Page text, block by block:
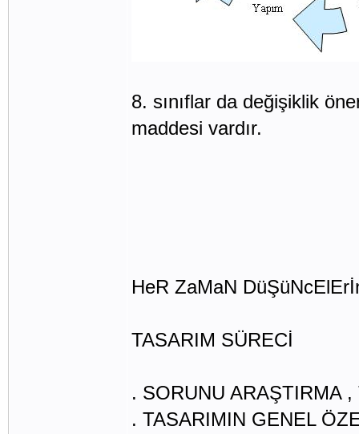
8. sınıflar da değişiklik
maddesi vardır.
HeR ZaMaN
TASARIM SÜRECİ
. SORUNU ARAŞTIRMA
. TASARIMIN GENEL